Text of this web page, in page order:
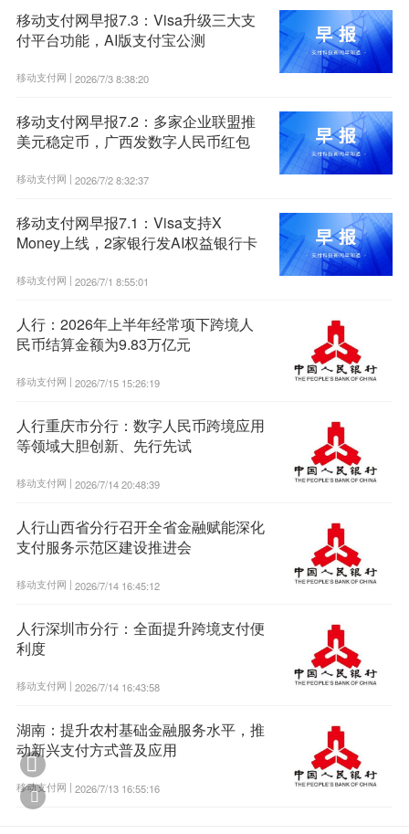
移动支付网早报7.3：Visa升级三大支
付平台功能，AI版支付宝公测
移动支付网 | 2026/7/3 8:38:20
移动支付网早报7.2：多家企业联盟推
美元稳定币，广西发数字人民币红包
移动支付网 | 2026/7/2 8:32:37
移动支付网早报7.1：Visa支持X
Money上线，2家银行发AI权益银行卡
移动支付网 | 2026/7/1 8:55:01
人行：2026年上半年经常项下跨境人
民币结算金额为9.83万亿元
移动支付网 | 2026/7/15 15:26:19
人行重庆市分行：数字人民币跨境应用
等领域大胆创新、先行先试
移动支付网 | 2026/7/14 20:48:39
人行山西省分行召开全省金融赋能深化
支付服务示范区建设推进会
移动支付网 | 2026/7/14 16:45:12
人行深圳市分行：全面提升跨境支付便
利度
移动支付网 | 2026/7/14 16:43:58
湖南：提升农村基础金融服务水平，推
动新兴支付方式普及应用
移动支付网 | 2026/7/13 16:55:16

